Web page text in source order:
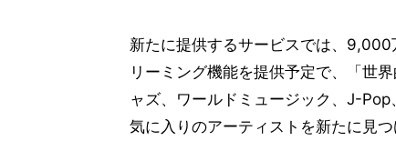
新たに提供するサービスでは、
リーミング機能を提供予定で、「世
ャズ、ワールドミュージック、J-
気に入りのアーティストを新たに見